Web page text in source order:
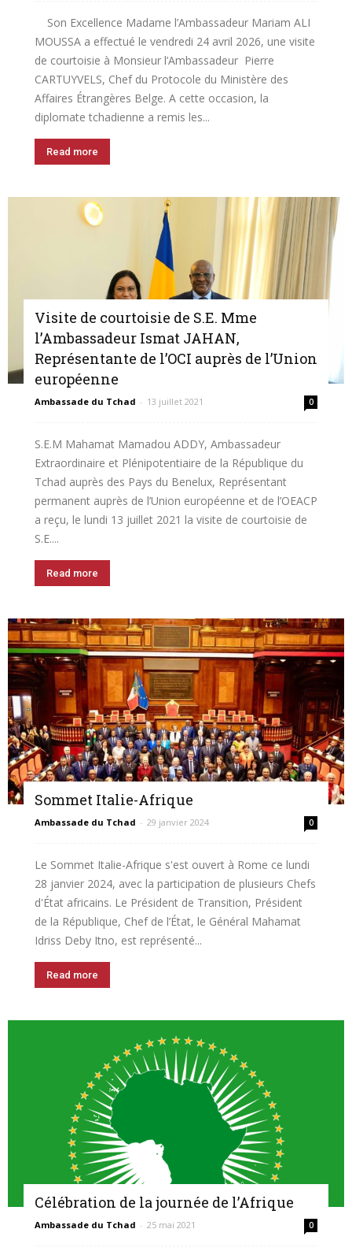
Son Excellence Madame l’Ambassadeur Mariam ALI
MOUSSA a effectué le vendredi 24 avril 2026, une visite
de courtoisie à Monsieur l’Ambassadeur Pierre
CARTUYVELS, Chef du Protocole du Ministère des
Affaires Étrangères Belge. A cette occasion, la
diplomate tchadienne a remis les...
Read more
Visite de courtoisie de S.E. Mme
l’Ambassadeur Ismat JAHAN,
Représentante de l’OCI auprès de l’Union
européenne
Ambassade du Tchad - 13 juillet 2021 0
S.E.M Mahamat Mamadou ADDY, Ambassadeur
Extraordinaire et Plénipotentiaire de la République du
Tchad auprès des Pays du Benelux, Représentant
permanent auprès de l’Union européenne et de l’OEACP
a reçu, le lundi 13 juillet 2021 la visite de courtoisie de
S.E....
Read more
Sommet Italie-Afrique
Ambassade du Tchad - 29 janvier 2024 0
Le Sommet Italie-Afrique s'est ouvert à Rome ce lundi
28 janvier 2024, avec la participation de plusieurs Chefs
d'État africains. Le Président de Transition, Président
de la République, Chef de l’État, le Général Mahamat
Idriss Deby Itno, est représenté...
Read more
Célébration de la journée de l’Afrique
Ambassade du Tchad - 25 mai 2021 0